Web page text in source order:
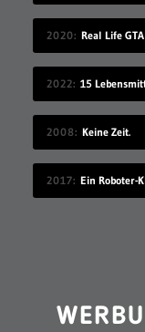
2020 Real Life
2022
2008 Keine Zeit.
2017